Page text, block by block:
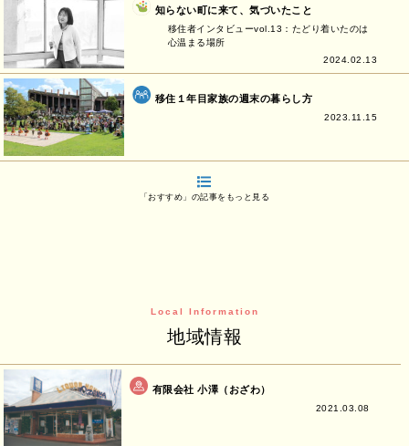
知らない町に来て、気づいたこと
移住者インタビューvol.13：たどり着いたのは
心温まる場所
2024.02.13
移住１年目家族の週末の暮らし方
2023.11.15
「おすすめ」の記事をもっと見る
Local Information
地域情報
有限会社 小澤（おざわ）
2021.03.08